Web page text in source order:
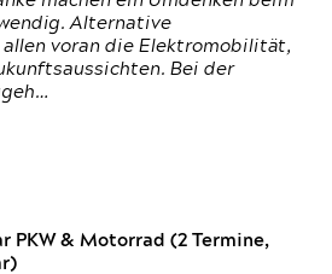
Alternative
voran die Elektromobilität,
Bei der
PKW & Motorrad (2 Termine,